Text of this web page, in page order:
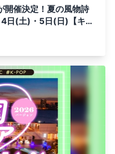
催決定！夏の風物詩
日(土)・5日(日)【キラ